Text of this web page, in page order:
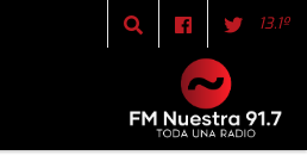
13.1º